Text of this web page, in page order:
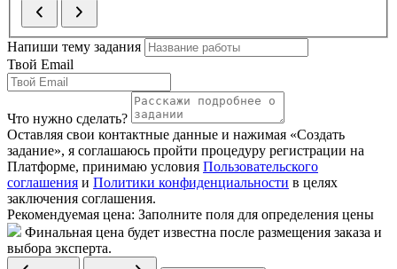
Напиши тему задания
Твой Email
Что нужно сделать?
Оставляя свои контактные данные и нажимая «Создать
задание», я соглашаюсь пройти процедуру регистрации на
Платформе, принимаю условия Пользовательского
соглашения и Политики конфиденциальности в целях
заключения соглашения.
Рекомендуемая цена: Заполните поля для определения цены
Финальная цена будет известна после размещения заказа и
выбора эксперта.